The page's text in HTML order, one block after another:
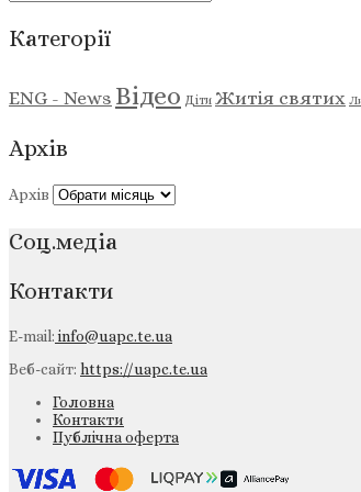
Категорії
ENG - News Відео Діти Житія святих
Архів
Архів
Соц.медіа
Контакти
E-mail:info@uapc.te.ua
Веб-сайт: https://uapc.te.ua
Головна
Контакти
Публічна оферта